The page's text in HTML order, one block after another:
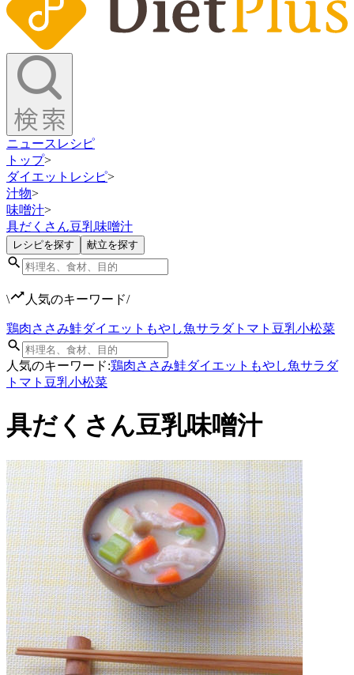
ニュース レシピ
トップ>
ダイエットレシピ>
汁物>
味噌汁>
具だくさん豆乳味噌汁
レシピを探す 献立を探す
\ 人気のキーワード/
鶏肉ささみ鮭ダイエット もやし魚サラダトマト 豆乳小松菜
人気のキーワード:鶏肉ささみ鮭ダイエット もやし魚サラダ
トマト 豆乳小松菜
具だくさん豆乳味噌汁